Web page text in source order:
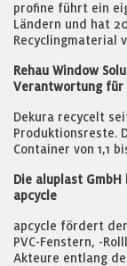
profine führt ein
Ländern und hat
Recyclingmaterial
Rehau Window
Verantwortung
Dekura recycelt
Produktionsreste.
Container von 1,1
Die aluplast
apcycle
apcycle fördert
PVC-Fenstern, -
Akteure entlang